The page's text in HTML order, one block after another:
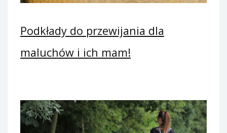
Podkłady do przewijania dla
maluchów i ich mam!